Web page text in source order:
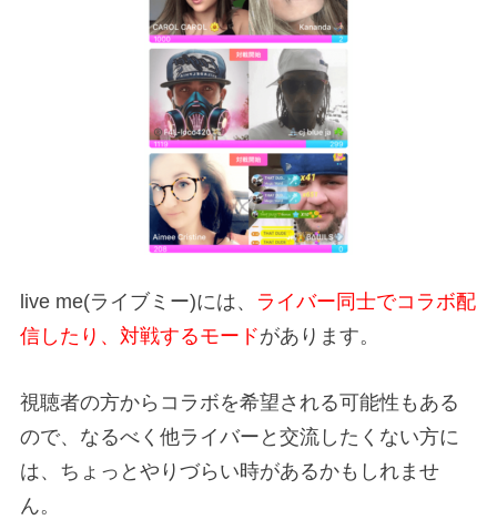
live me(ライブミー)には、 ライバー同士でコラボ配
信したり、対戦するモードがあります。
視聴者の方からコラボを希望される可能性もある
ので、なるべく他ライバーと交流したくない方に
は、ちょっとやりづらい時があるかもしれませ
ん。